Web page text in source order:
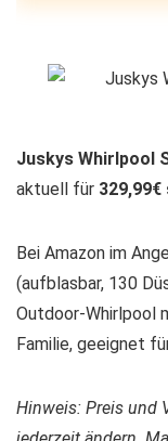
Juskys Whirlpool
aktuell für
Bei Amazon im
(aufblasbar, 130
Outdoor-Whirlpool
Familie, geeignet
Hinweis: Preis und